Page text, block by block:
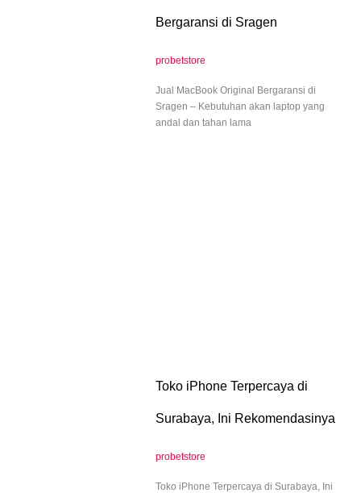
Bergaransi di Sragen
probetstore
Jual MacBook Original Bergaransi di
Sragen – Kebutuhan akan laptop yang
andal dan tahan lama
Toko iPhone Terpercaya di
Surabaya, Ini Rekomendasinya
probetstore
Toko iPhone Terpercaya di Surabaya, Ini